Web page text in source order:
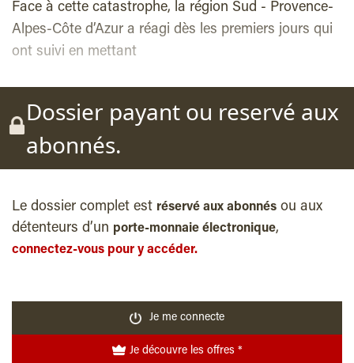
Face à cette catastrophe, la région Sud - Provence-
Alpes-Côte d’Azur a réagi dès les premiers jours qui
ont suivi en mettant
Dossier payant ou reservé aux
abonnés.
Le dossier complet est réservé aux abonnés ou aux
détenteurs d’un porte-monnaie électronique,
connectez-vous pour y accéder.
Je me connecte
Je découvre les offres *